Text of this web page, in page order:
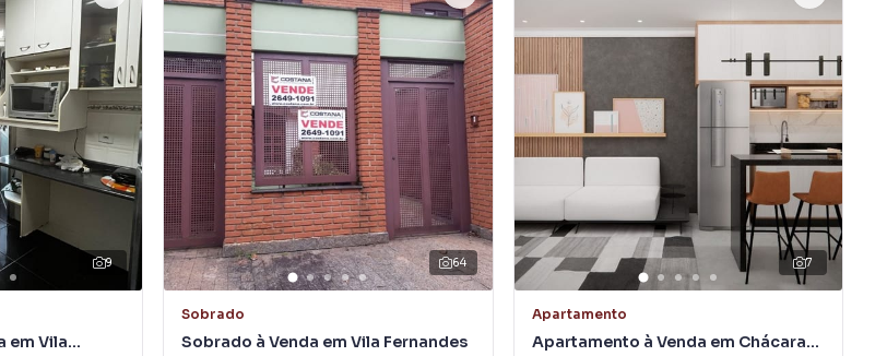
9
em Vila
64
Sobrado
Sobrado à Venda em Vila Fernandes
7
Apartamento
Apartamento à Venda em Chácara